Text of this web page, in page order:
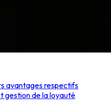
avantages respectifs
gestion de la loyauté